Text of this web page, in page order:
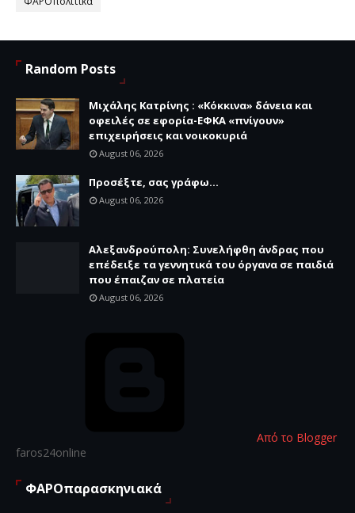
Random Posts
Μιχάλης Κατρίνης : «Κόκκινα» δάνεια και
οφειλές σε εφορία-ΕΦΚΑ «πνίγουν»
επιχειρήσεις και νοικοκυριά
August 06, 2026
Προσέξτε, σας γράφω...
August 06, 2026
Αλεξανδρούπολη: Συνελήφθη άνδρας που
επέδειξε τα γεννητικά του όργανα σε παιδιά
που έπαιζαν σε πλατεία
August 06, 2026
Από το Blogger
faros24online
ΦΑΡΟπαρασκηνιακά